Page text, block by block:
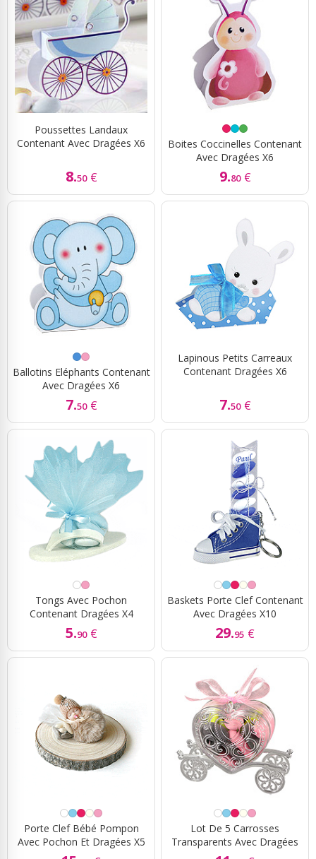
Poussettes Landaux
Contenant Avec Dragées X6
8.50 €
Boites Coccinelles Contenant
Avec Dragées X6
9.80 €
Ballotins Eléphants Contenant
Avec Dragées X6
7.50 €
Lapinous Petits Carreaux
Contenant Dragées X6
7.50 €
Tongs Avec Pochon
Contenant Dragées X4
5.90 €
Baskets Porte Clef Contenant
Avec Dragées X10
29.95 €
Porte Clef Bébé Pompon
Avec Pochon Et Dragées X5
Lot De 5 Carrosses
Transparents Avec Dragées